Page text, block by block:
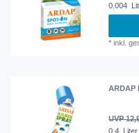
0.004
*inkl.
ARDAP
UVP
0.4 Liter